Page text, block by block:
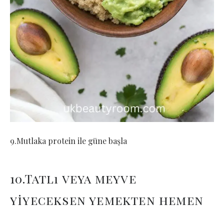
9.Mutlaka protein ile güne başla
10.Tatlı veya meyve
yiyeceksen yemekten hemen